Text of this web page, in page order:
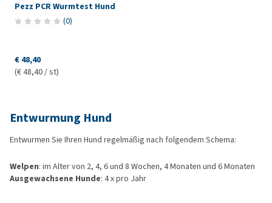
Pezz PCR Wurmtest Hund
(0)
€ 48,40
(€ 48,40 / st)
Entwurmung Hund
Entwurmen Sie Ihren Hund regelmäßig nach folgendem Schema:
Welpen: im Alter von 2, 4, 6 und 8 Wochen, 4 Monaten und 6 Monaten
Ausgewachsene Hunde: 4 x pro Jahr